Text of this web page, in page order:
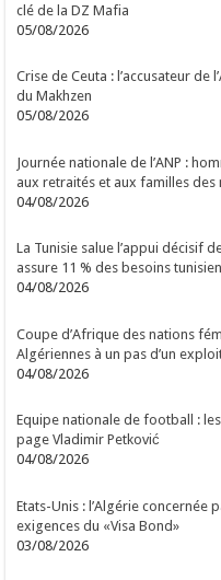
clé de la DZ Mafia
05/08/2026
Crise de Ceuta : l’accusateur de
du Makhzen
05/08/2026
Journée nationale de l’ANP :
aux retraités et aux familles des
04/08/2026
La Tunisie salue l’appui décisif
assure 11 % des besoins
04/08/2026
Coupe d’Afrique des nations
Algériennes à un pas d’un
04/08/2026
Equipe nationale de football :
page Vladimir Petković
04/08/2026
Etats-Unis : l’Algérie concernée
exigences du «Visa Bond»
03/08/2026